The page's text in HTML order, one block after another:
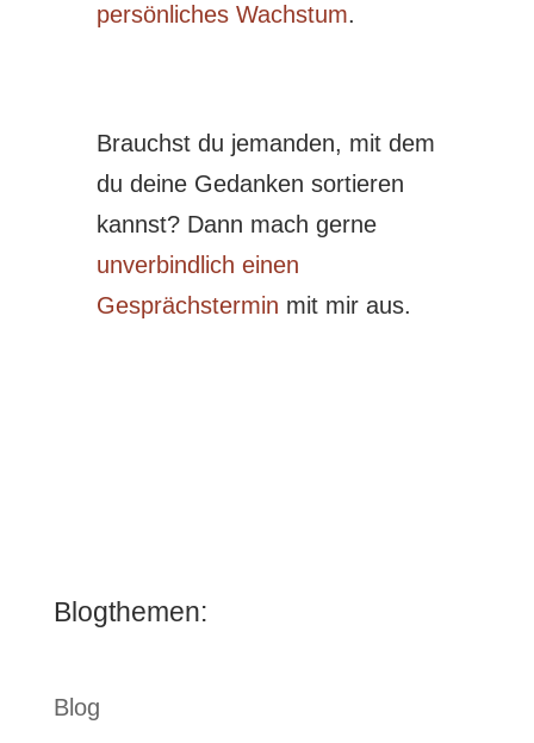
persönliches Wachstum.
Brauchst du jemanden, mit dem
du deine Gedanken sortieren
kannst? Dann mach gerne
unverbindlich einen
Gesprächstermin mit mir aus.
Blogthemen:
Blog